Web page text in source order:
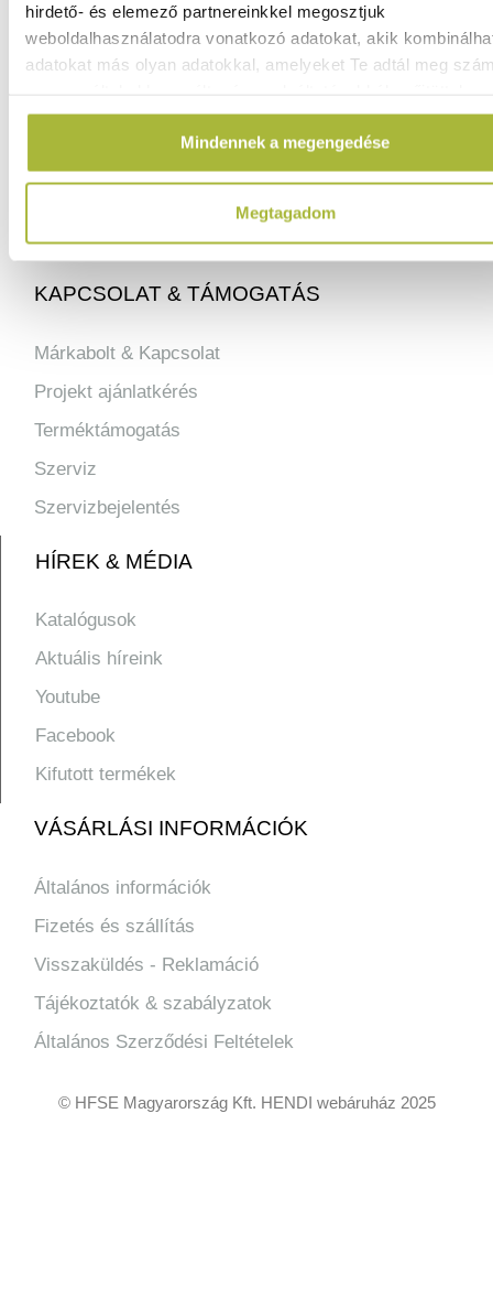
hirdető- és elemező partnereinkkel megosztjuk
weboldalhasználatodra vonatkozó adatokat, akik
adatokat más olyan adatokkal, amelyeket Te adtál meg
Mindennek a megengedése
Megtagadom
ELÉRHETŐSÉGEINK
info@hfse.hu
KAPCSOLAT & TÁMOGATÁS
Márkabolt & Kapcsolat
Projekt ajánlatkérés
Terméktámogatás
Szerviz
Szervizbejelentés
HÍREK & MÉDIA
Katalógusok
Aktuális híreink
Youtube
Facebook
Kifutott termékek
VÁSÁRLÁSI INFORMÁCIÓK
Általános információk
Fizetés és szállítás
Visszaküldés - Reklamáció
Tájékoztatók & szabályzatok
Általános Szerződési Feltételek
© HFSE Magyarország Kft. HENDI webáruház 2025